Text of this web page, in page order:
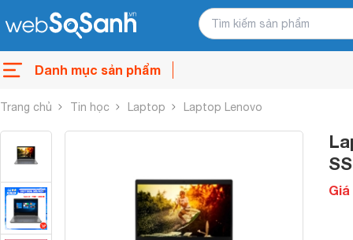
Danh mục sản phẩm
Trang chủ Tin học Laptop Laptop Lenovo
Giá